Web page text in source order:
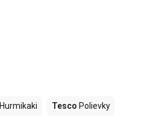
Hurmikaki Tesco Polievky